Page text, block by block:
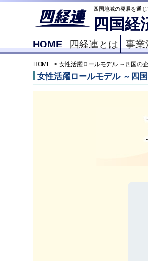
四国地域の発展を通
四国経
HOME 四経連とは 事業
HOME 女性活躍ロールモデル ～四国の
女性活躍ロールモデル ～四